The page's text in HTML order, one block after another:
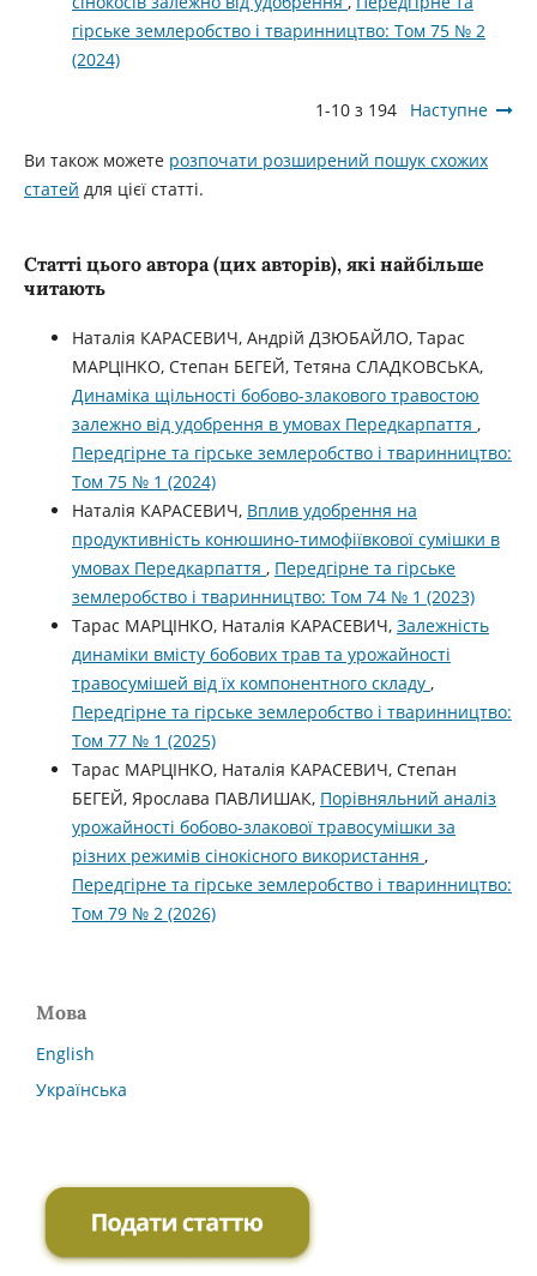
гірське землеробство і тваринництво: Том 75 № 2
(2024)
1-10 з 194 Наступне
Ви також можете розпочати розширений пошук схожих
статей для цієї статті.
Статті цього автора (цих авторів), які найбільше
читають
Наталія КАРАСЕВИЧ, Андрій ДЗЮБАЙЛО, Тарас
МАРЦІНКО, Степан БЕГЕЙ, Тетяна СЛАДКОВСЬКА,
Динаміка щільності бобово-злакового травостою
залежно від удобрення в умовах Передкарпаття ,
Передгірне та гірське землеробство і тваринництво:
Том 75 № 1 (2024)
Наталія КАРАСЕВИЧ, Вплив удобрення на
продуктивність конюшино-тимофіївкової сумішки в
умовах Передкарпаття , Передгірне та гірське
землеробство і тваринництво: Том 74 № 1 (2023)
Тарас МАРЦІНКО, Наталія КАРАСЕВИЧ, Залежність
динаміки вмісту бобових трав та урожайності
травосумішей від їх компонентного складу ,
Передгірне та гірське землеробство і тваринництво:
Том 77 № 1 (2025)
Тарас МАРЦІНКО, Наталія КАРАСЕВИЧ, Степан
БЕГЕЙ, Ярослава ПАВЛИШАК, Порівняльний аналіз
урожайності бобово-злакової травосумішки за
різних режимів сінокісного використання ,
Передгірне та гірське землеробство і тваринництво:
Том 79 № 2 (2026)
Мова
English
Українська